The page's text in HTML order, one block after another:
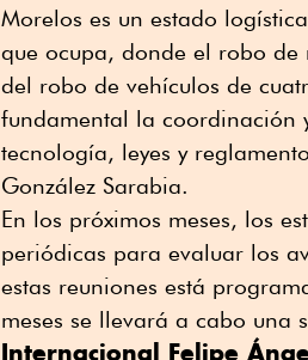
Morelos es un estado
que ocupa, donde el robo de
del robo de vehículos de
fundamental la coordinación
tecnología, leyes y
González Sarabia.
En los próximos meses, los
periódicas para evaluar los
estas reuniones está
meses se llevará a cabo una
Internacional Felipe